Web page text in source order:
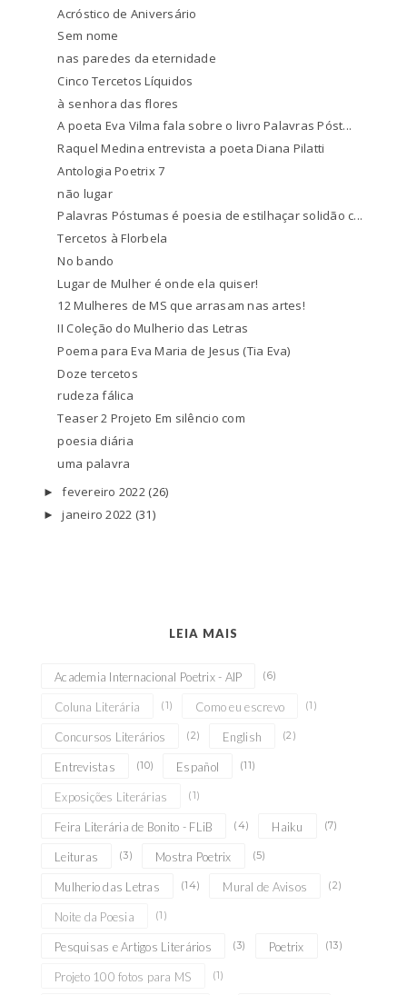
Acróstico de Aniversário
Sem nome
nas paredes da eternidade
Cinco Tercetos Líquidos
à senhora das flores
A poeta Eva Vilma fala sobre o livro Palavras Póst...
Raquel Medina entrevista a poeta Diana Pilatti
Antologia Poetrix 7
não lugar
Palavras Póstumas é poesia de estilhaçar solidão c...
Tercetos à Florbela
No bando
Lugar de Mulher é onde ela quiser!
12 Mulheres de MS que arrasam nas artes!
II Coleção do Mulherio das Letras
Poema para Eva Maria de Jesus (Tia Eva)
Doze tercetos
rudeza fálica
Teaser 2 Projeto Em silêncio com
poesia diária
uma palavra
►fevereiro 2022 (26)
►janeiro 2022 (31)
LEIA MAIS
Academia Internacional Poetrix - AIP (6)
Coluna Literária (1) Como eu escrevo (1)
Concursos Literários (2) English (2)
Entrevistas (10) Español (11)
Exposições Literárias (1)
Feira Literária de Bonito - FLiB (4) Haiku (7)
Leituras (3) Mostra Poetrix (5)
Mulherio das Letras (14) Mural de Avisos (2)
Noite da Poesia (1)
Pesquisas e Artigos Literários (3) Poetrix (13)
Projeto 100 fotos para MS (1)